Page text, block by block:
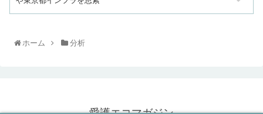
ホーム 分析